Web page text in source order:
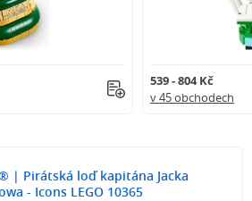
539 - 804 Kč
v 45 obchodech
| Pirátská loď kapitána Jacka
- Icons LEGO 10365